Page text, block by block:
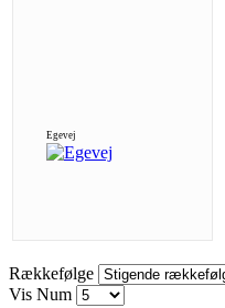
Egevej
Rækkefølge
Vis Num